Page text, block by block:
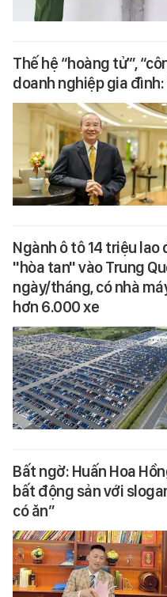
Thế hệ “hoàng tử”,
doanh nghiệp gia
Ngành ô tô 14 triệu lao
"hòa tan" vào Trung
ngày/tháng, có nhà
hơn 6.000 xe
Bất ngờ: Huấn Hoa
bất động sản với
có ăn”